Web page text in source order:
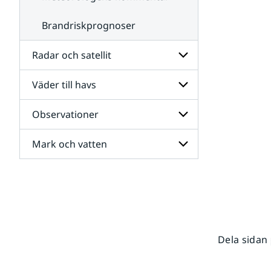
Brandriskprognoser
Radar och satellit
Undersidor
för
Radar
och
satellit
Väder till havs
Undersidor
för
Väder
till
havs
Observationer
Undersidor
för
Mark och vatten
Dela sidan